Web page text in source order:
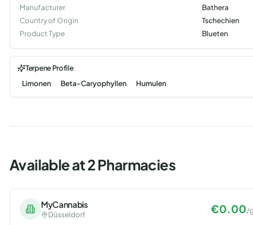
Manufacturer
Bathera
Country of Origin
Tschechien
Product Type
Blueten
Terpene Profile
Limonen
Beta-Caryophyllen Humulen
Available at 2 Pharmacies
MyCannabis
Düsseldorf €0.00/g